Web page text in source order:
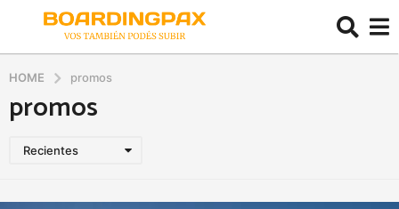
HOME promos
promos
Recientes